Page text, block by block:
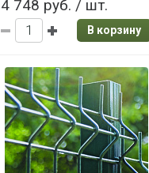
4 748 руб. / шт.
В корзину